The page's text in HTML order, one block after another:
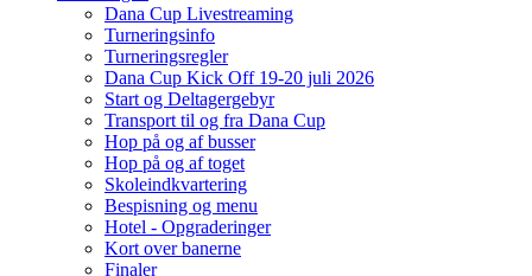
Dana Cup Livestreaming
Turneringsinfo
Turneringsregler
Dana Cup Kick Off 19-20 juli 2026
Start og Deltagergebyr
Transport til og fra Dana Cup
Hop på og af busser
Hop på og af toget
Skoleindkvartering
Bespisning og menu
Hotel - Opgraderinger
Kort over banerne
Finaler